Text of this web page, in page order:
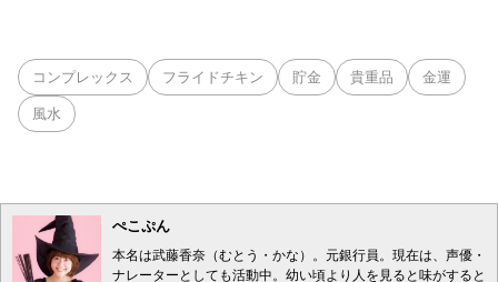
コンプレックス フライドチキン 貯金 貴重品 金運
風水
ぺこぷん
本名は武藤香奈（むとう・かな）。元銀行員。現在は、声優・
ナレーターとしても活動中。幼い頃より人を見ると味がすると